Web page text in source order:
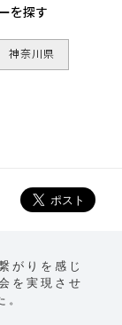
を探す
神奈川県
がりを感じ
を実現させ